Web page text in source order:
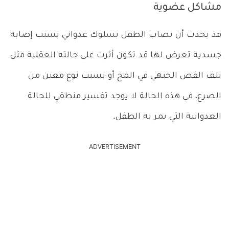
مشاكل عضوية
قد يحدث أن يصاب الطفل بسلوك عدواني بسبب إصابة
جسدية تعرض لها قد تكون أثرت على حالته العقلية مثل
تلف الفص الجبهي في المخ أو بسبب نوع معين من
الصرع، في هذه الحالة لا يوجد تفسير منطقي للحالة
العدوانية التي يمر به الطفل.
ADVERTISEMENT